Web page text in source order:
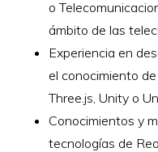
o
ámbito de las
Experiencia en
el conocimiento
Three.js, Unity o
Conocimientos y
tecnologías de